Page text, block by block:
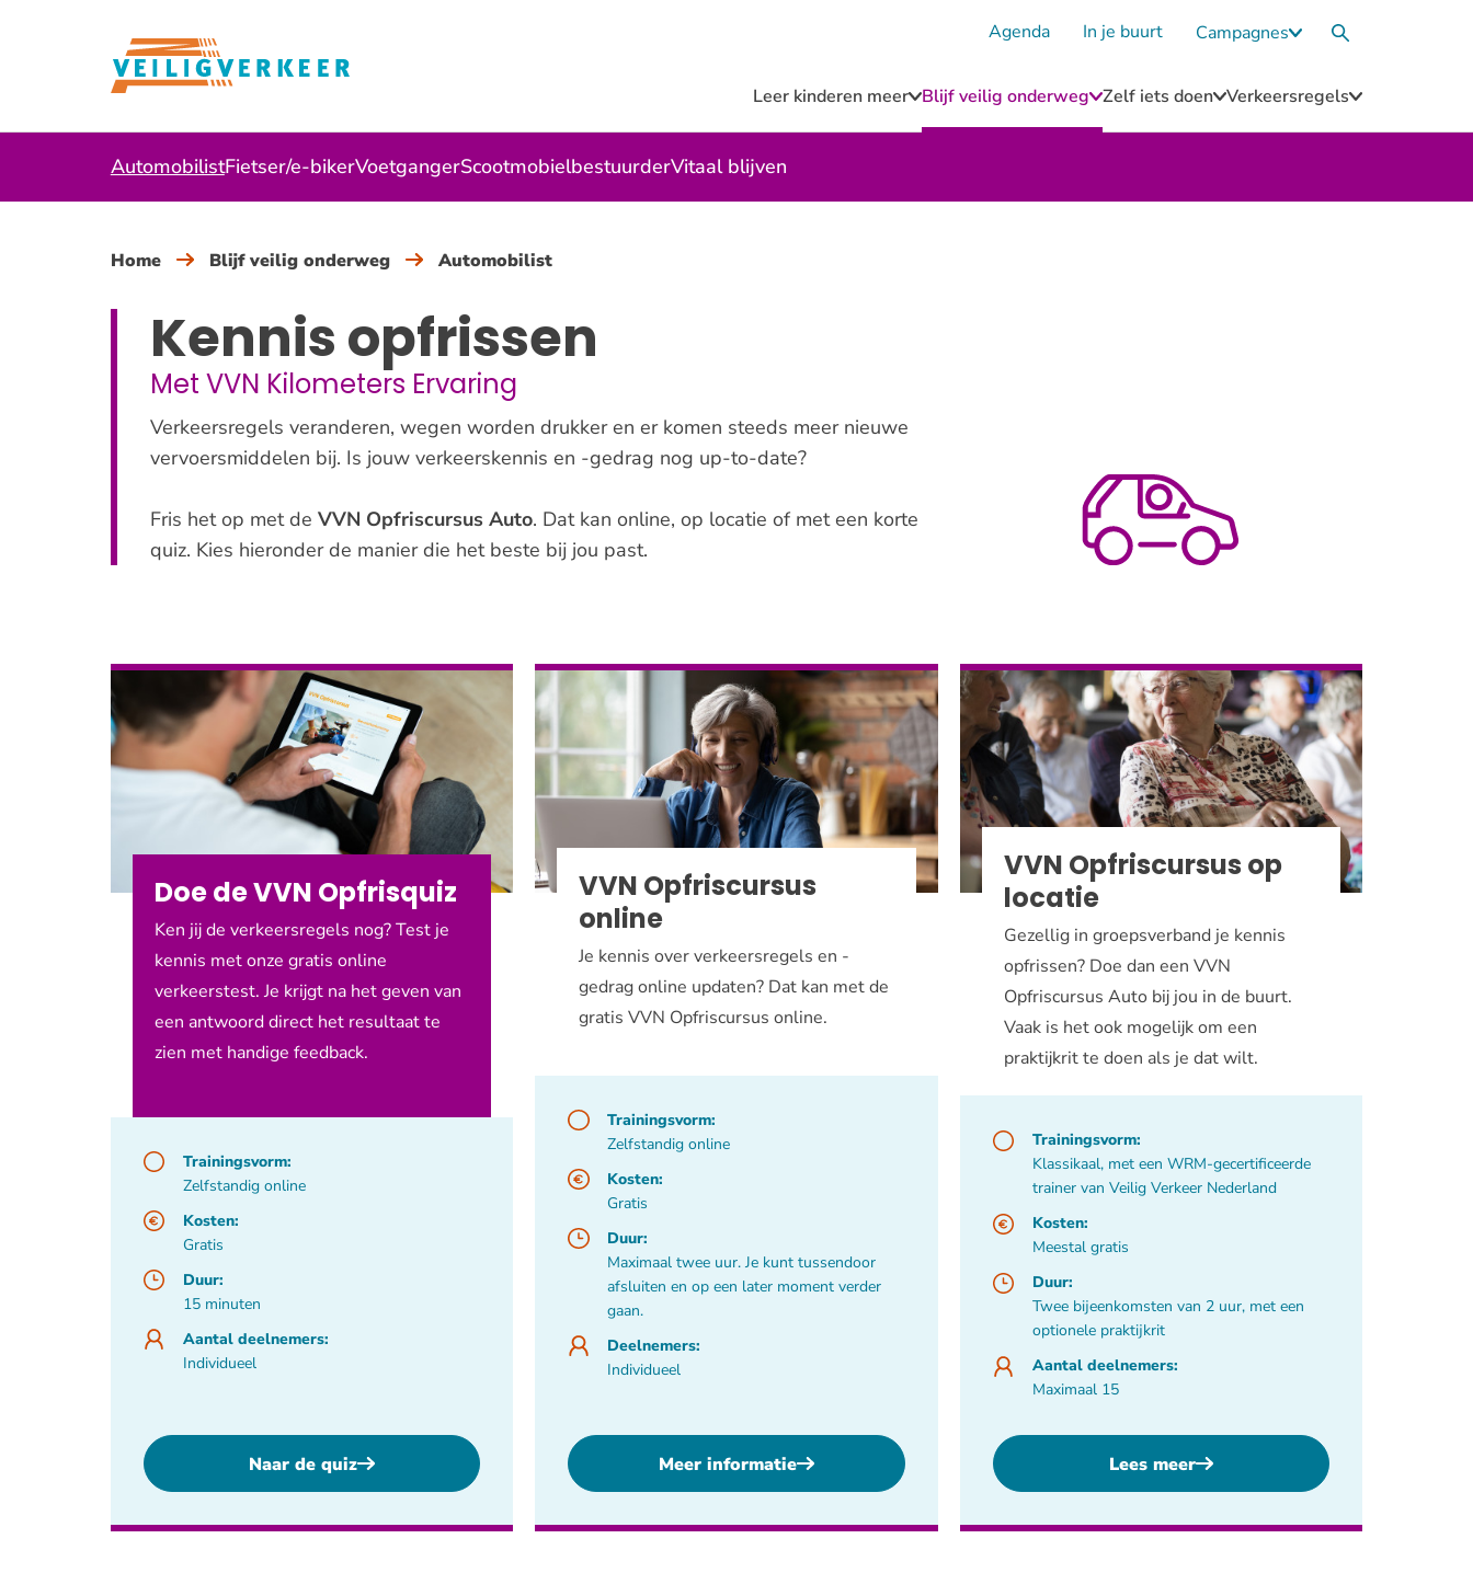
Leer kinderen meer Submenu
Leer
Blijf veilig onderweg Submenu
Blijf
Zelf iets doen Submenu
Zelf
Verkeersregels Submenu
Agenda In je buurt Campagnes SubmenuZoekvak
AutomobilistFietser/e-bikerVoetgangerScootmobielbestuurderVitaal blijven
Home Blijf veilig onderweg Automobilist
Kennis opfrissen
Met VVN Kilometers Ervaring
Verkeersregels veranderen, wegen worden drukker en er komen steeds meer nieuwe
vervoersmiddelen bij. Is jouw verkeerskennis en -gedrag nog up-to-date?
Fris het op met de VVN Opfriscursus Auto. Dat kan online, op locatie of met een korte
quiz. Kies hieronder de manier die het beste bij jou past.
Producten
Doe de VVN Opfrisquiz
Ken jij de verkeersregels nog? Test je
kennis met onze gratis online
verkeerstest. Je krijgt na het geven van
een antwoord direct het resultaat te
zien met handige feedback.
Trainingsvorm:
Zelfstandig online
Kosten:
Gratis
Duur:
15 minuten
Aantal deelnemers:
Individueel
Naar de quiz
VVN Opfriscursus
online
Je kennis over verkeersregels en -
gedrag online updaten? Dat kan met de
gratis VVN Opfriscursus online.
Trainingsvorm:
Zelfstandig online
Kosten:
Gratis
Duur:
Maximaal twee uur. Je kunt tussendoor
afsluiten en op een later moment verder
gaan.
Deelnemers:
Individueel
Meer informatie
VVN Opfriscursus op
locatie
Gezellig in groepsverband je kennis
opfrissen? Doe dan een VVN
Opfriscursus Auto bij jou in de buurt.
Vaak is het ook mogelijk om een
praktijkrit te doen als je dat wilt.
Trainingsvorm:
Klassikaal, met een WRM-gecertificeerde
trainer van Veilig Verkeer Nederland
Kosten:
Meestal gratis
Duur:
Twee bijeenkomsten van 2 uur, met een
optionele praktijkrit
Aantal deelnemers:
Maximaal 15
Lees meer